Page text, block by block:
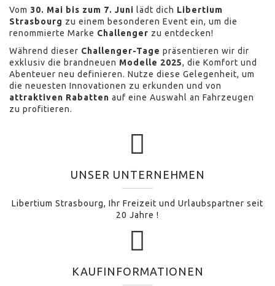
Vom 30. Mai bis zum 7. Juni lädt dich Libertium
Strasbourg zu einem besonderen Event ein, um die
renommierte Marke Challenger zu entdecken!
Während dieser Challenger-Tage präsentieren wir dir
exklusiv die brandneuen Modelle 2025, die Komfort und
Abenteuer neu definieren. Nutze diese Gelegenheit, um
die neuesten Innovationen zu erkunden und von
attraktiven Rabatten auf eine Auswahl an Fahrzeugen
zu profitieren.
UNSER UNTERNEHMEN
Libertium Strasbourg, Ihr Freizeit und Urlaubspartner seit
20 Jahre !
KAUFINFORMATIONEN